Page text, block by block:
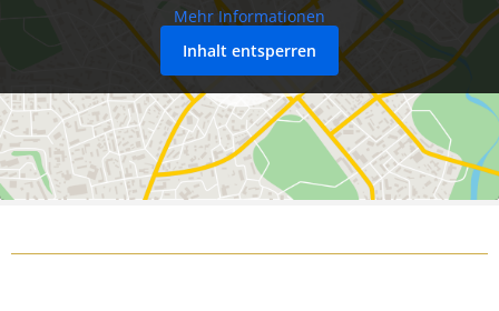
Mehr Informationen
Inhalt entsperren